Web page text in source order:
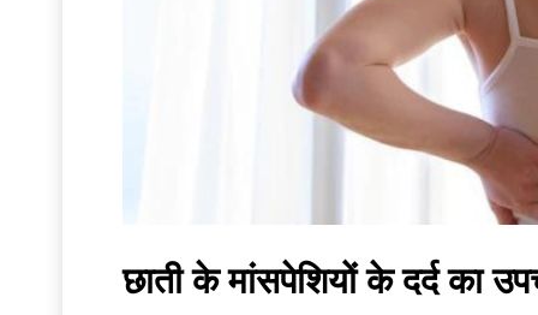
छाती के मांसपेशियों के दर्द का